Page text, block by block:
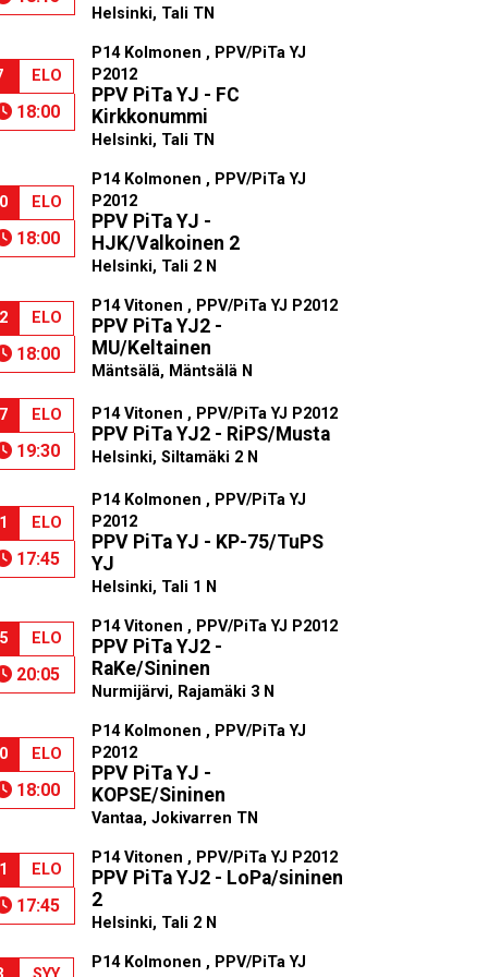
Helsinki, Tali TN
ELO
18:00
P14 Kolmonen , PPV/PiTa YJ
P2012
PPV PiTa YJ - FC
Kirkkonummi
Helsinki, Tali TN
ELO
18:00
P14 Kolmonen , PPV/PiTa YJ
P2012
PPV PiTa YJ -
HJK/Valkoinen 2
Helsinki, Tali 2 N
ELO
18:00
P14 Vitonen , PPV/PiTa YJ P2012
PPV PiTa YJ2 -
MU/Keltainen
Mäntsälä, Mäntsälä N
ELO
19:30
P14 Vitonen , PPV/PiTa YJ P2012
PPV PiTa YJ2 - RiPS/Musta
Helsinki, Siltamäki 2 N
ELO
17:45
P14 Kolmonen , PPV/PiTa YJ
P2012
PPV PiTa YJ - KP-75/TuPS
YJ
Helsinki, Tali 1 N
ELO
20:05
P14 Vitonen , PPV/PiTa YJ P2012
PPV PiTa YJ2 -
RaKe/Sininen
Nurmijärvi, Rajamäki 3 N
ELO
18:00
P14 Kolmonen , PPV/PiTa YJ
P2012
PPV PiTa YJ -
KOPSE/Sininen
Vantaa, Jokivarren TN
ELO
17:45
P14 Vitonen , PPV/PiTa YJ P2012
PPV PiTa YJ2 - LoPa/sininen
2
Helsinki, Tali 2 N
P14 Kolmonen , PPV/PiTa YJ